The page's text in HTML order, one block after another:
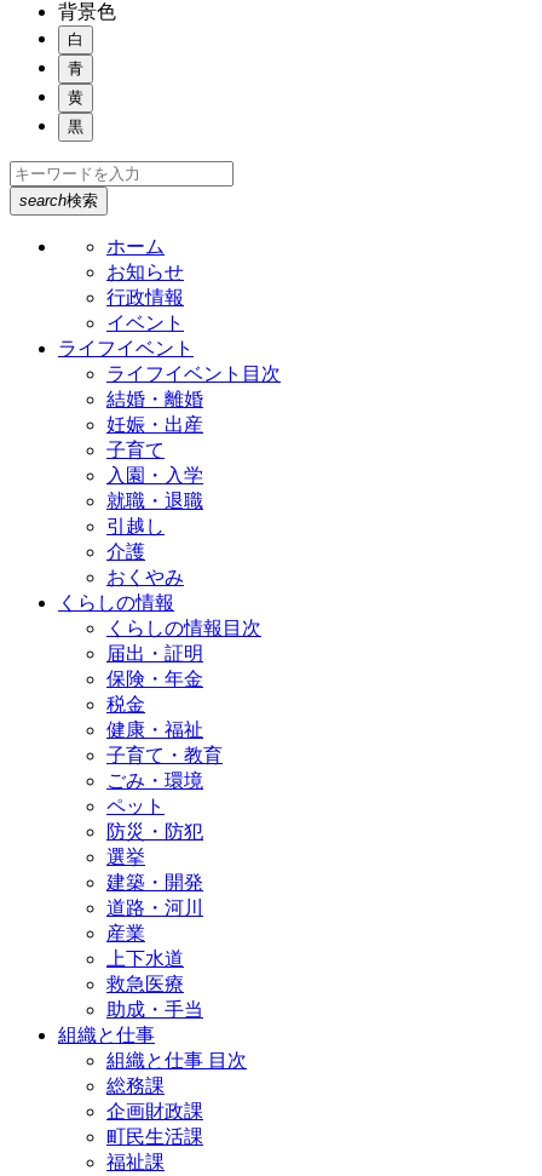
背景色
白
青
黄
黒
search検索
ホーム
お知らせ
行政情報
イベント
ライフイベント
ライフイベント目次
結婚・離婚
妊娠・出産
子育て
入園・入学
就職・退職
引越し
介護
おくやみ
くらしの情報
くらしの情報目次
届出・証明
保険・年金
税金
健康・福祉
子育て・教育
ごみ・環境
ペット
防災・防犯
選挙
建築・開発
道路・河川
産業
上下水道
救急医療
助成・手当
組織と仕事
組織と仕事 目次
総務課
企画財政課
町民生活課
福祉課